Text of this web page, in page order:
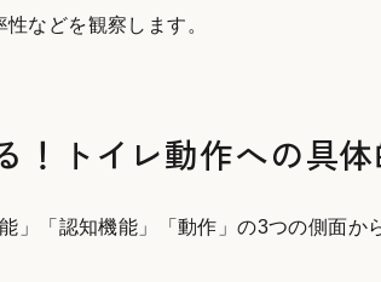
などを観察します。
！トイレ動作への具
」「認知機能」「動作」の3つの側面か